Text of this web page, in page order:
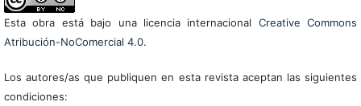
Esta obra está bajo una licencia internacional Creative Commons
Atribución-NoComercial 4.0.
Los autores/as que publiquen en esta revista aceptan las siguientes
condiciones: